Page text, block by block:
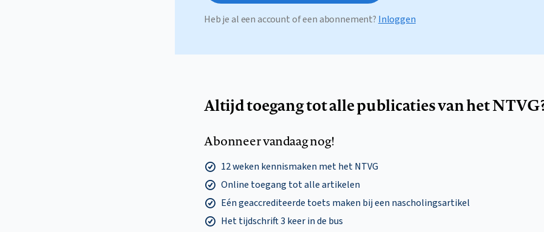
Heb je al een account of een abonnement? Inloggen
Altijd toegang tot alle publicaties van het
Abonneer vandaag nog!
12 weken kennismaken met het NTVG
Online toegang tot alle artikelen
Eén geaccrediteerde toets maken bij een nascholingsartikel
Het tijdschrift 3 keer in de bus